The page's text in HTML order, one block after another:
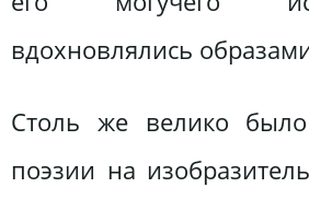
вдохновлялись
Столь же велико
поэзии на